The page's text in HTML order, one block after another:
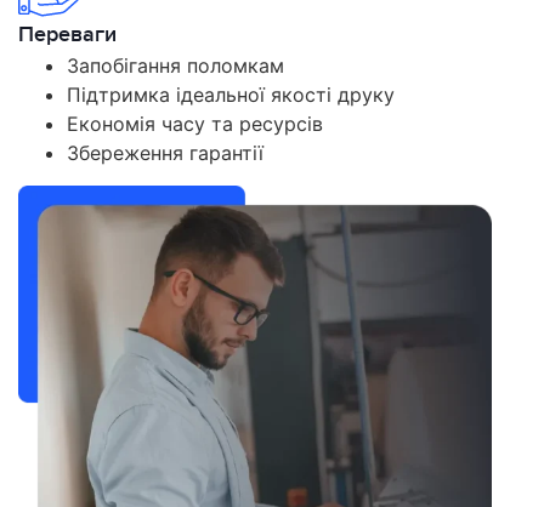
Переваги
Запобігання поломкам
Підтримка ідеальної якості друку
Економія часу та ресурсів
Збереження гарантії